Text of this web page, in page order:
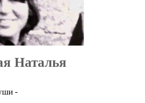
Наталья
-